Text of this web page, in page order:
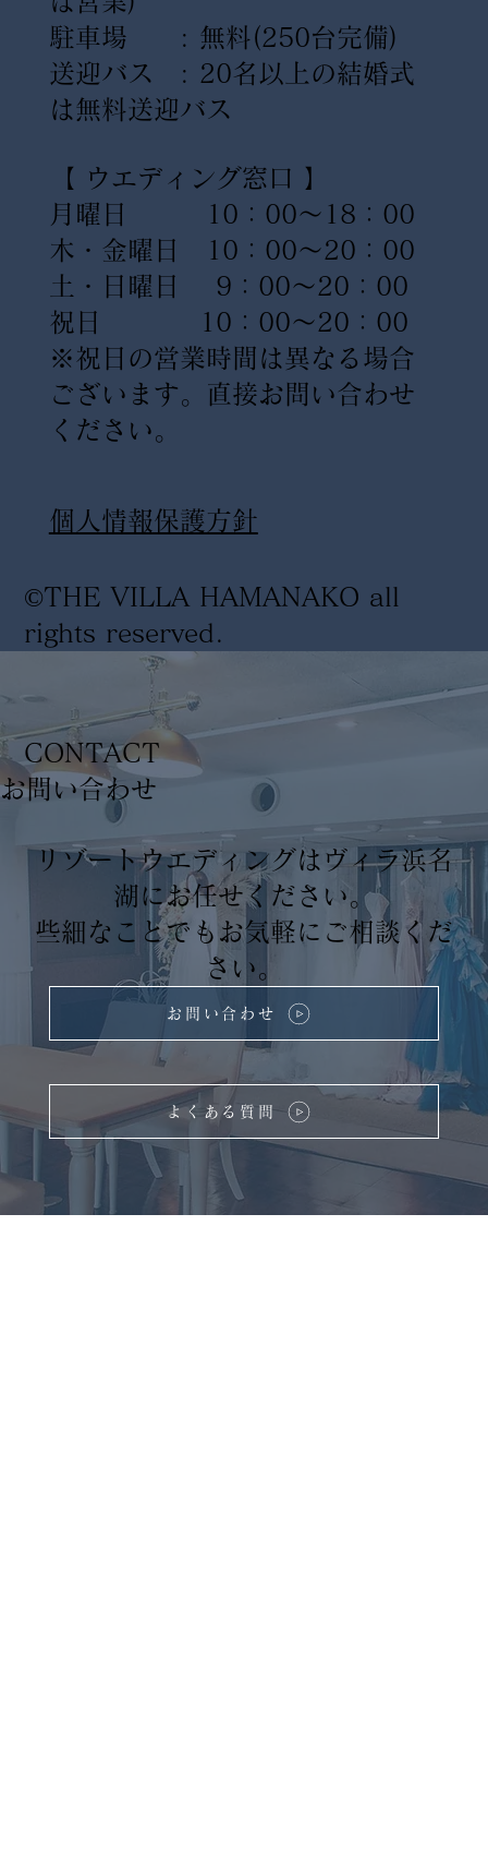
©THE VILLA HAMANAKO all
rights reserved .
駐車場 : 無料(250台完備)
送迎バス : 20名以上の結婚式
は無料送迎バス
​個人情報保護方針
【 ウエディング窓口 】
月曜日 10：00〜18：00
木・金曜日 10：00〜20：00
土・日曜日 9：00〜20：00
祝日 10：00〜20：00
※祝日の営業時間は異なる場合
ございます。直接お問い合わせ
ください。
リゾートウエディングはヴィラ浜名
湖にお任せください。
些細なことでもお気軽にご相談くだ
さい。
よくある質問
CONTACT
お問い合わせ
​お問い合わせ